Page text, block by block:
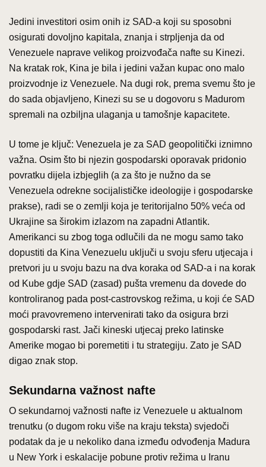
Jedini investitori osim onih iz SAD-a koji su sposobni
osigurati dovoljno kapitala, znanja i strpljenja da od
Venezuele naprave velikog proizvođača nafte su Kinezi.
Na kratak rok, Kina je bila i jedini važan kupac ono malo
proizvodnje iz Venezuele. Na dugi rok, prema svemu što je
do sada objavljeno, Kinezi su se u dogovoru s Madurom
spremali na ozbiljna ulaganja u tamošnje kapacitete.
U tome je ključ: Venezuela je za SAD geopolitički iznimno
važna. Osim što bi njezin gospodarski oporavak pridonio
povratku dijela izbjeglih (a za što je nužno da se
Venezuela odrekne socijalističke ideologije i gospodarske
prakse), radi se o zemlji koja je teritorijalno 50% veća od
Ukrajine sa širokim izlazom na zapadni Atlantik.
Amerikanci su zbog toga odlučili da ne mogu samo tako
dopustiti da Kina Venezuelu uključi u svoju sferu utjecaja i
pretvori ju u svoju bazu na dva koraka od SAD-a i na korak
od Kube gdje SAD (zasad) pušta vremenu da dovede do
kontroliranog pada post-castrovskog režima, u koji će SAD
moći pravovremeno intervenirati tako da osigura brzi
gospodarski rast. Jači kineski utjecaj preko latinske
Amerike mogao bi poremetiti i tu strategiju. Zato je SAD
digao znak stop.
Sekundarna važnost nafte
O sekundarnoj važnosti nafte iz Venezuele u aktualnom
trenutku (o dugom roku više na kraju teksta) svjedoči
podatak da je u nekoliko dana između odvođenja Madura
u New York i eskalacije pobune protiv režima u Iranu